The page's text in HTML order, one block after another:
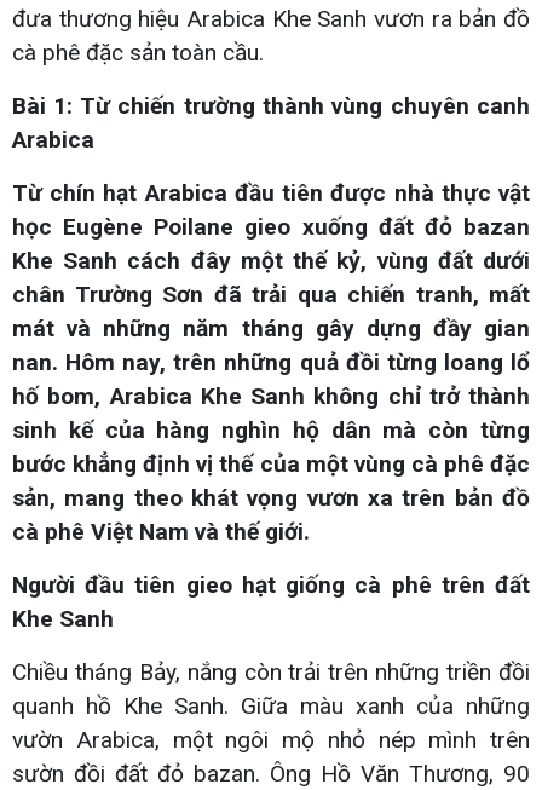
đưa thương hiệu Arabica Khe Sanh vươn ra bản đồ
cà phê đặc sản toàn cầu.
Bài 1: Từ chiến trường thành vùng chuyên canh
Arabica
Từ chín hạt Arabica đầu tiên được nhà thực vật
học Eugène Poilane gieo xuống đất đỏ bazan
Khe Sanh cách đây một thế kỷ, vùng đất dưới
chân Trường Sơn đã trải qua chiến tranh, mất
mát và những năm tháng gây dựng đầy gian
nan. Hôm nay, trên những quả đồi từng loang lổ
hố bom, Arabica Khe Sanh không chỉ trở thành
sinh kế của hàng nghìn hộ dân mà còn từng
bước khẳng định vị thế của một vùng cà phê đặc
sản, mang theo khát vọng vươn xa trên bản đồ
cà phê Việt Nam và thế giới.
Người đầu tiên gieo hạt giống cà phê trên đất
Khe Sanh
Chiều tháng Bảy, nắng còn trải trên những triền đồi
quanh hồ Khe Sanh. Giữa màu xanh của những
vườn Arabica, một ngôi mộ nhỏ nép mình trên
sườn đồi đất đỏ bazan. Ông Hồ Văn Thương, 90